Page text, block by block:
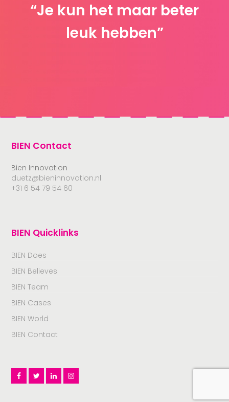
“Je kun het maar beter
leuk hebben”
BIEN Contact
Bien Innovation
duetz@bieninnovation.nl
+31 6 54 79 54 60
BIEN Quicklinks
BIEN Does
BIEN Believes
BIEN Team
BIEN Cases
BIEN World
BIEN Contact